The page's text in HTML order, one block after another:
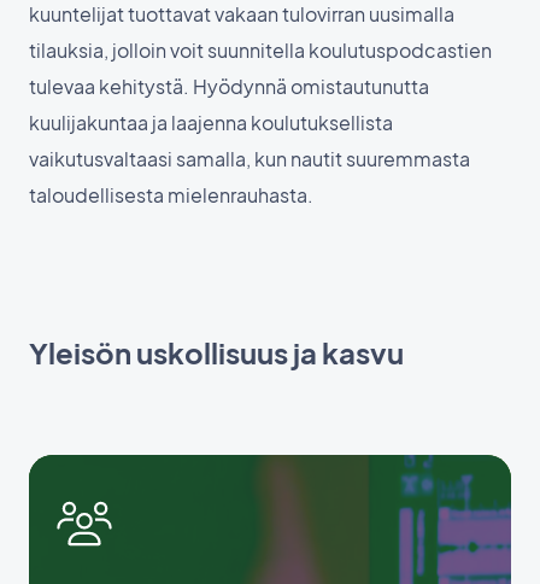
kuuntelijat tuottavat vakaan tulovirran uusimalla
tilauksia, jolloin voit suunnitella koulutuspodcastien
tulevaa kehitystä. Hyödynnä omistautunutta
kuulijakuntaa ja laajenna koulutuksellista
vaikutusvaltaasi samalla, kun nautit suuremmasta
taloudellisesta mielenrauhasta.
Yleisön uskollisuus ja kasvu